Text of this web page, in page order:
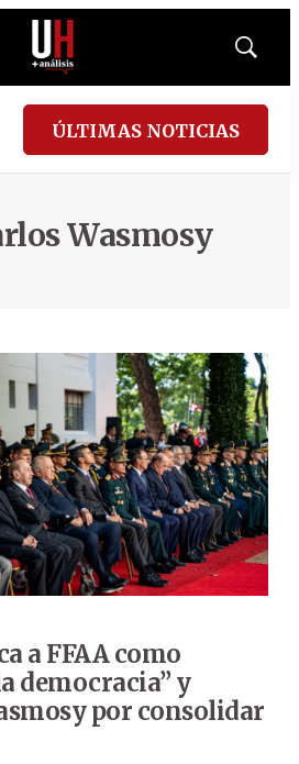
Mostrar
ÚLTIMAS NOTICIAS
Wasmosy
a FFAA como
democracia” y
por consolidar